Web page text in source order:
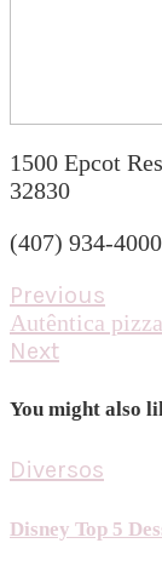
1500 Epcot
32830
(407) 934-4000
Previous
Autêntica
Next
You might also
Diversos
Disney Top 5